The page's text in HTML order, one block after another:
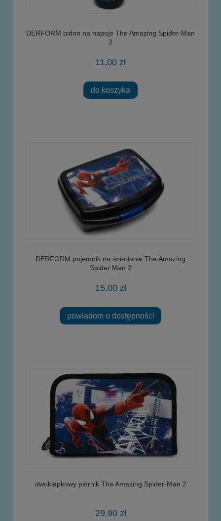
DERFORM bidon na napoje The Amazing Spider-Man
2
11,00 zł
do koszyka
DERFORM pojemnik na śniadanie The Amazing
Spider Man 2
15,00 zł
powiadom o dostępności
dwuklapkowy piórnik The Amazing Spider-Man 2
29,90 zł